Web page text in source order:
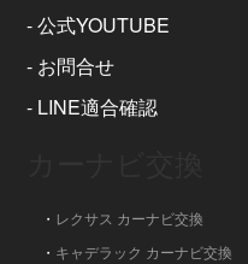
-公式YOUTUBE
- お問合せ
- LINE適合確認
・ レクサス カーナビ交換
・ キャデラック カーナビ交換